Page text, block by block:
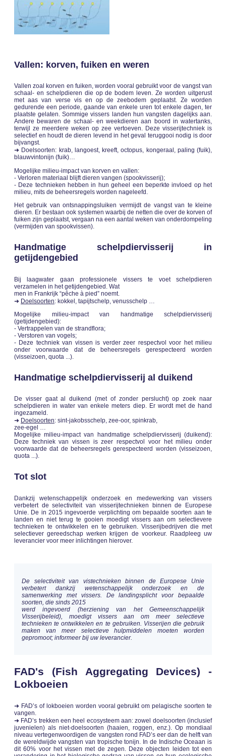
Vallen: korven, fuiken en weren
Vallen zoal korven en fuiken, worden vooral gebruikt voor de vangst van
schaal- en schelpdieren die op de bodem leven. Ze worden uitgerust
met aas van verse vis en op de zeebodem geplaatst. Ze worden
gedurende een periode, gaande van enkele uren tot enkele dagen, ter
plaatste gelaten. Sommige vissers landen hun vangsten dagelijks aan.
Andere bewaren de schaal- en weekdieren aan boord in watertanks,
terwijl ze meerdere weken op zee vertoeven. Deze visserijtechniek is
selectief en houdt de dieren levend in het geval teruggooi nodig is door
bijvangst.
➜ Doelsoorten: krab, langoest, kreeft, octopus, kongeraal, paling (fuik),
blauwvintonijn (fuik)…
Mogelijke milieu-impact van korven en vallen:
- Verloren materiaal blijft dieren vangen (spookvisserij);
- Deze technieken hebben in hun geheel een beperkte invloed op het
milieu, mits de beheersregels worden nageleefd.
Het gebruik van ontsnappingsluiken vermijdt de vangst van te kleine
dieren. Er bestaan ook systemen waarbij de netten die over de korven of
fuiken zijn geplaatst, vergaan na een aantal weken van onderdompeling
(vermijden van spookvissen).
Handmatige schelpdiervisserij in
getijdengebied
Bij laagwater gaan professionele vissers te voet schelpdieren
verzamelen in het getijdengebied. Wat
men in Frankrijk “pêche à pied” noemt.
➜ Doelsoorten: kokkel, tapijtschelp, venusschelp …
Mogelijke milieu-impact van handmatige schelpdiervisserij
(getijdengebied):
- Vertrappelen van de strandflora;
- Verstoren van vogels;
- Deze techniek van vissen is verder zeer respectvol voor het milieu
onder voorwaarde dat de beheersregels gerespecteerd worden
(visseizoen, quota ...).
Handmatige schelpdiervisserij al duikend
De visser gaat al duikend (met of zonder perslucht) op zoek naar
schelpdieren in water van enkele meters diep. Er wordt met de hand
ingezameld.
➜ Doelsoorten: sint-jakobsschelp, zee-oor, spinkrab,
zee-egel …
Mogelijke milieu-impact van handmatige schelpdiervisserij (duikend):
Deze techniek van vissen is zeer respectvol voor het milieu onder
voorwaarde dat de beheersregels gerespecteerd worden (visseizoen,
quota ...).
Tot slot
Dankzij wetenschappelijk onderzoek en medewerking van vissers
verbetert de selectiviteit van visserijtechnieken binnen de Europese
Unie. De in 2015 ingevoerde verplichting om bepaalde soorten aan te
landen en niet terug te gooien moedigt vissers aan om selectievere
technieken te ontwikkelen en te gebruiken. Visserijbedrijven die met
selectiever gereedschap werken krijgen de voorkeur. Raadpleeg uw
leverancier voor meer inlichtingen hierover.
De selectiviteit van vistechnieken binnen de Europese Unie
verbetert dankzij wetenschappelijk onderzoek en de
samenwerking met vissers. De landingsplicht voor bepaalde
soorten, die sinds 2015
werd ingevoerd (herziening van het Gemeenschappelijk
Visserijbeleid), moedigt vissers aan om meer selectieve
technieken te ontwikkelen en te gebruiken. Visserijen die gebruik
maken van meer selectieve hulpmiddelen moeten worden
gepromoot; informeer bij uw leverancier.
FAD's (Fish Aggregating Devices) -
Lokboeien
➜ FAD’s of lokboeien worden vooral gebruikt om pelagische soorten te
vangen.
➜ FAD’s trekken een heel ecosysteem aan: zowel doelsoorten (inclusief
juvenielen) als niet-doelsoorten (haaien, roggen, enz.). Op mondiaal
niveau vertegenwoordigen de vangsten rond FAD’s eer dan de helft van
de wereldwijde vangsten van tropische tonijn. In de Indische Oceaan is
dit 60% voor het vissen met de zegen. Deze objecten leiden tot een